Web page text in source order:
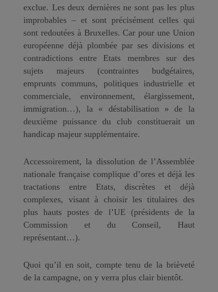
exclue. Les deux dernières ne sont pas les plus
improbables – et sont précisément celles qui
sont redoutées à Bruxelles. Car pour une Union
européenne déjà plombée par ses divisions et
contradictions entre Etats membres sur des
sujets majeurs (contraintes budgétaires,
emprunts communs, politiques industrielle et
commerciale, environnement, élargissement,
immigration…), la « déstabilisation » de la
deuxième puissance du club constituerait un
handicap majeur supplémentaire.
Accessoirement, la dissolution de l’Assemblée
nationale française complique d’ores et déjà les
tractations entre Etats, discrètes et déjà
complexes, visant à choisir les titulaires des
plus hauts postes de l’UE (présidents de la
Commission et du Conseil, Haut
représentant…).
Quoi qu’il en soit, compte tenu de la brièveté
de la campagne, on y verra plus clair bientôt.